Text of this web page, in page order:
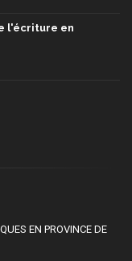
l'écriture en
EN PROVINCE DE